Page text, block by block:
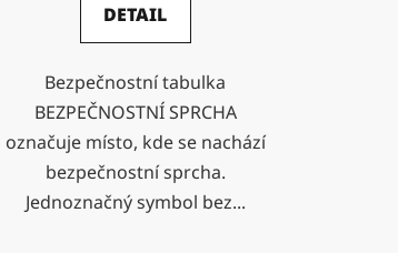
DETAIL
Bezpečnostní tabulka
BEZPEČNOSTNÍ SPRCHA
označuje místo, kde se nachází
bezpečnostní sprcha.
Jednoznačný symbol bez...